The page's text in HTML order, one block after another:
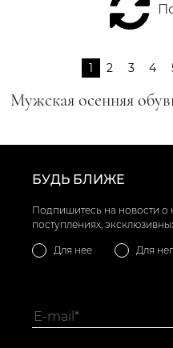
Мужская осенняя
1 2 3 4
БУДЬ БЛИЖЕ
Подпишитесь на новости о
поступлениях,
Для нее Для